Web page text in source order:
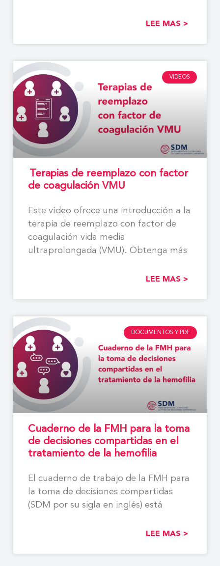
LEE MAS >
VIDEOS
Terapias de reemplazo con factor
de coagulación VMU
Este vídeo ofrece una introducción a la
terapia de reemplazo con factor de
coagulación vida media
ultraprolongada (VMU). Obtenga más
LEE MAS >
DOCUMENTOS Y PDF
Cuaderno de la FMH para la toma
de decisiones compartidas en el
tratamiento de la hemofilia
El cuaderno de trabajo de la FMH para
la toma de decisiones compartidas
(SDM por su sigla en inglés) está
LEE MAS >